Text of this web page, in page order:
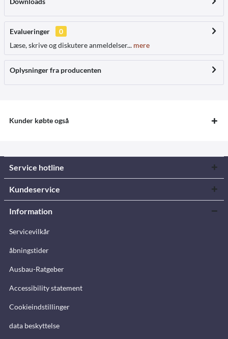
Evalueringer
0
Læse, skrive og diskutere anmeldelser... mere
Oplysninger fra producenten
Kunder købte også
Service hotline
Kundeservice
Information
Servicevilkår
åbningstider
Ausbau-Ratgeber
Accessibility statement
Cookieindstillinger
data beskyttelse